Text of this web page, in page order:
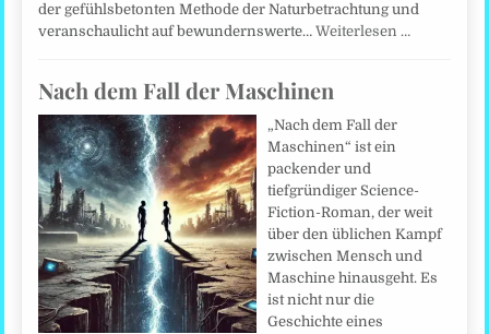
der gefühlsbetonten Methode der Naturbetrachtung und
veranschaulicht auf bewundernswerte…Weiterlesen …
Nach dem Fall der Maschinen
„Nach dem Fall der
Maschinen“ ist ein
packender und
tiefgründiger Science-
Fiction-Roman, der weit
über den üblichen Kampf
zwischen Mensch und
Maschine hinausgeht. Es
ist nicht nur die
Geschichte eines